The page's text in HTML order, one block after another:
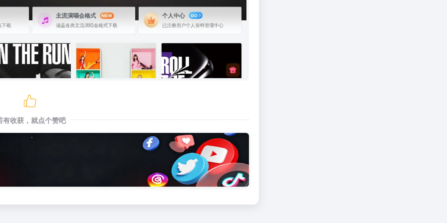
有收获，就点个赞吧